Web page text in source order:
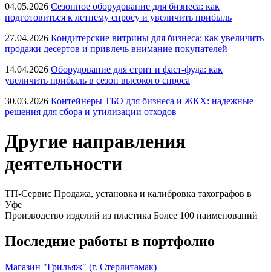
04.05.2026 Сезонное оборудование для бизнеса: как
подготовиться к летнему спросу и увеличить прибыль
27.04.2026 Кондитерские витрины для бизнеса: как увеличить
продажи десертов и привлечь внимание покупателей
14.04.2026 Оборудование для стрит и фаст-фуда: как
увеличить прибыль в сезон высокого спроса
30.03.2026 Контейнеры ТБО для бизнеса и ЖКХ: надежные
решения для сбора и утилизации отходов
Другие направления
деятельности
ТП-Сервис Продажа, установка и калибровка тахографов в
Уфе
Производство изделий из пластика Более 100 наименований
Последние работы в портфолио
Магазин "Грильяж" (г. Стерлитамак)